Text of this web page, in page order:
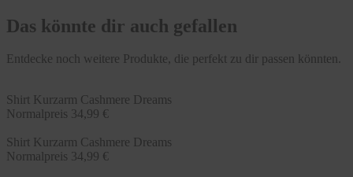
Das könnte dir auch gefallen
Entdecke noch weitere Produkte, die perfekt zu dir passen könnten.
Shirt Kurzarm Cashmere Dreams
Normalpreis 34,99 €
Shirt Kurzarm Cashmere Dreams
Normalpreis 34,99 €